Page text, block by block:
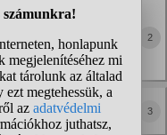
kaptam Klion
sincs.
2
is 2-3 nap alatt
3